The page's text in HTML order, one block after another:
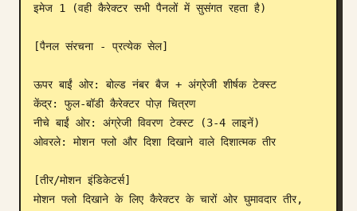
इमेज 1 (वही कैरेक्टर सभी पैनलों में सुसंगत रहता है)
[पैनल संरचना - प्रत्येक सेल]
ऊपर बाईं ओर: बोल्ड नंबर बैज + अंग्रेजी शीर्षक टेक्स्ट
केंद्र: फुल-बॉडी कैरेक्टर पोज़ चित्रण
नीचे बाईं ओर: अंग्रेजी विवरण टेक्स्ट (3-4 लाइनें)
ओवरले: मोशन फ्लो और दिशा दिखाने वाले दिशात्मक तीर
[तीर/मोशन इंडिकेटर्स]
मोशन फ्लो दिखाने के लिए कैरेक्टर के चारों ओर घुमावदार तीर,